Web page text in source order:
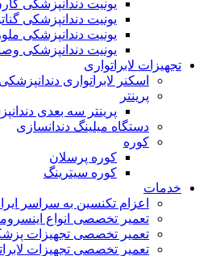
یونیت دندانپزشکی
یونیت دندانپزشکی
یونیت دندانپزشکی
یونیت دندانپزشکی
تجهیزات لابراتواری
اسکنر لابراتواری دندانپزشکی
پرینتر
پرینتر سه بعدی
دستگاه میلینگ دندانسازی
کوره
کوره پرسلان
کوره سیترینگ
خدمات
اعزام تکنسین به سراسر
تعمیر تخصصی انواع
تعمیر تخصصی تجهیزات
تعمیر تخصصی تجهیزات